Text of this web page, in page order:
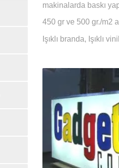
makinalarda baskı
450 gr ve 500 gr./m2
Işıklı branda, Işıklı